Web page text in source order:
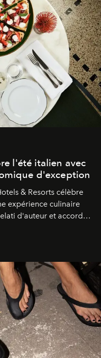
l'été italien avec
d'exception
& Resorts célèbre
expérience culinaire
d'auteur et accords
voyage sensoriel.